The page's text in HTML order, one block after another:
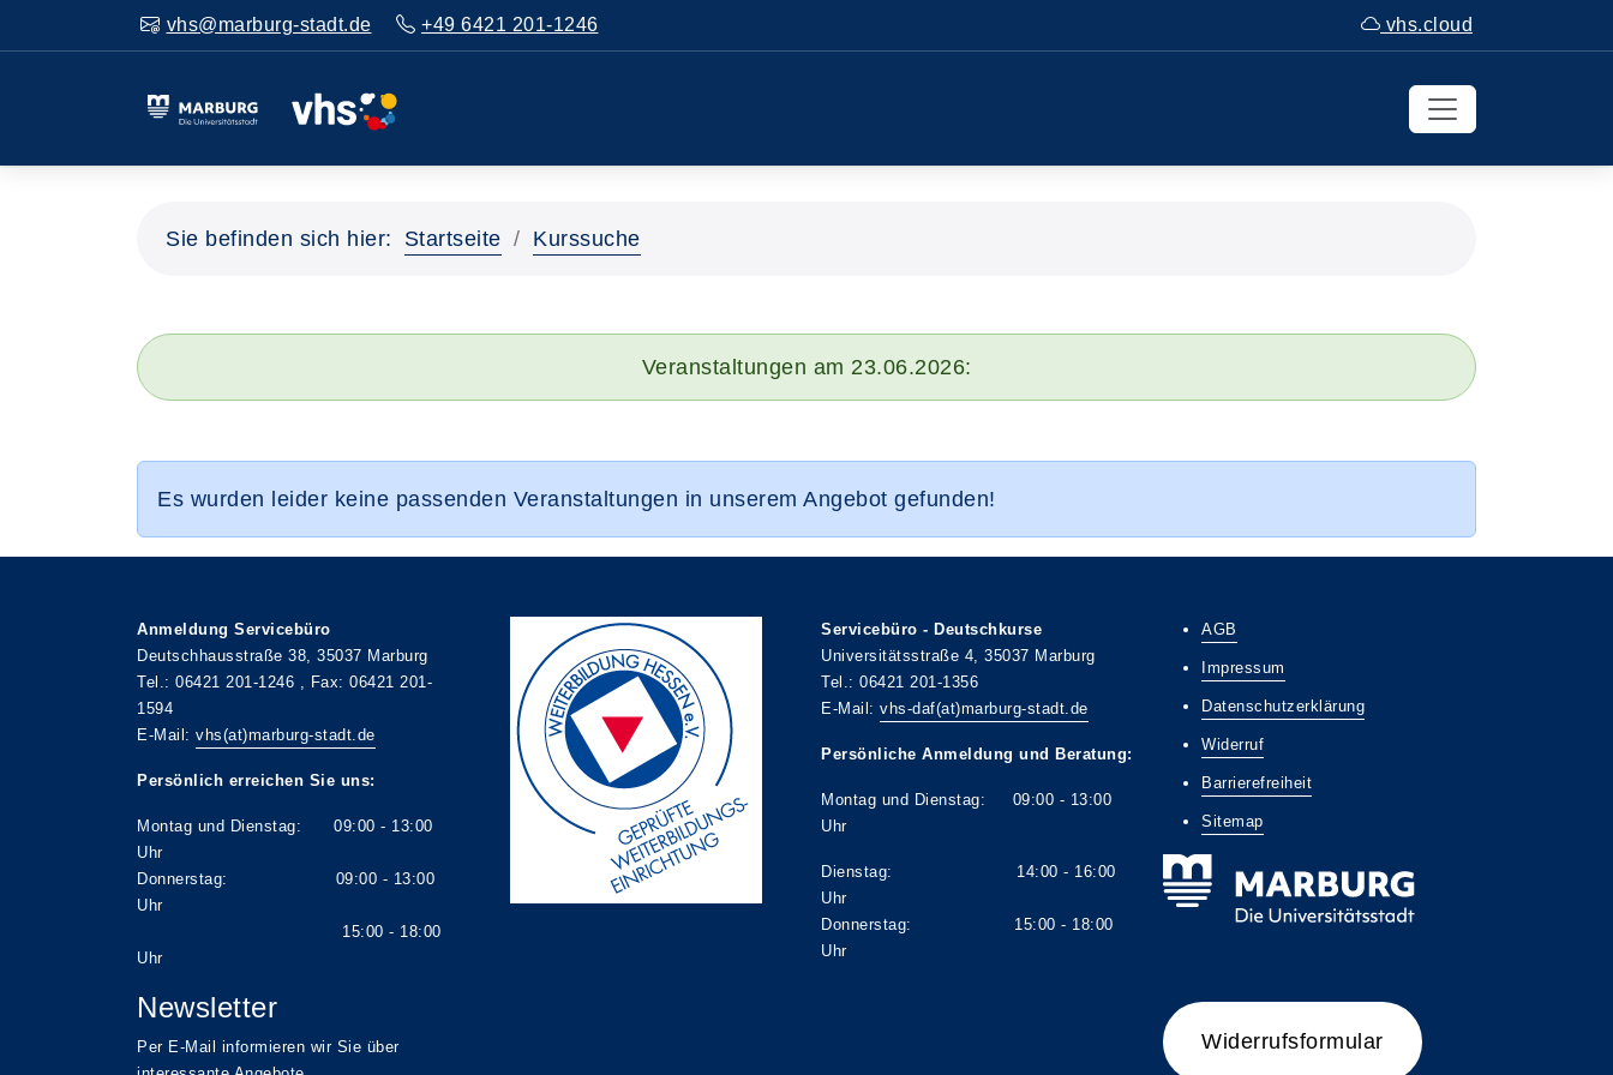
vhs@marburg-stadt.de +49 6421 201-1246 vhs.cloud
Sie befinden sich hier: Startseite Kurssuche
Veranstaltungen am 23.06.2026:
Es wurden leider keine passenden Veranstaltungen in unserem Angebot gefunden!
Anmeldung Servicebüro
Deutschhausstraße 38, 35037 Marburg
Tel.: 06421 201-1246 , Fax: 06421 201-
1594
E-Mail: vhs(at)marburg-stadt.de
Persönlich erreichen Sie uns:
Montag und Dienstag: 09:00 - 13:00
Uhr
Donnerstag: 09:00 - 13:00
Uhr
15:00 - 18:00
Uhr
Newsletter
Per E-Mail informieren wir Sie über
Servicebüro - Deutschkurse
Universitätsstraße 4, 35037 Marburg
Tel.: 06421 201-1356
E-Mail: vhs-daf(at)marburg-stadt.de
Persönliche Anmeldung und Beratung:
Montag und Dienstag: 09:00 - 13:00
Uhr
Dienstag: 14:00 - 16:00
Uhr
Donnerstag: 15:00 - 18:00
Uhr
AGB
Impressum
Datenschutzerklärung
Widerruf
Barrierefreiheit
Sitemap
Widerrufsformular